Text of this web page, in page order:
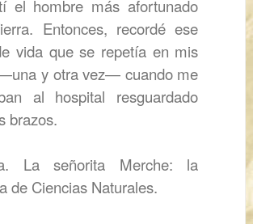
el hombre más afortunado
Entonces, recordé ese
vida que se repetía en mis
una y otra vez― cuando me
al hospital resguardado
brazos.
La señorita Merche: la
de Ciencias Naturales.